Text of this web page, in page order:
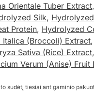
Orientale Tuber Extract,
Silk,
Protein, Hydrolyzed
Italica (Broccoli) Extract
Sativa (Rice) Extract
Verum (Anise) Fruit
sudėtį tiesiai ant gaminio